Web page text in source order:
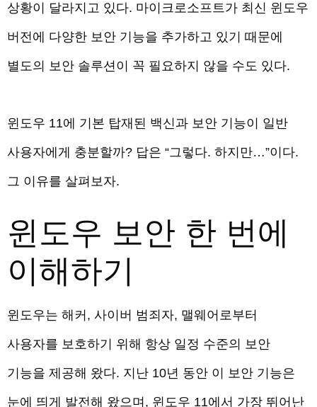
상황이 달라지고 있다. 마이크로소프트가 최신 윈도우
버전에 다양한 보안 기능을 추가하고 있기 때문에
별도의 보안 솔루션이 꼭 필요하지 않을 수도 있다.
윈도우 11에 기본 탑재된 백신과 보안 기능이 일반
사용자에게 충분할까? 답은 “그렇다. 하지만…”이다.
그 이유를 살펴보자.
윈도우 보안 한 번에
이해하기
윈도우는 해커, 사이버 범죄자, 맬웨어로부터
사용자를 보호하기 위해 항상 일정 수준의 보안
기능을 제공해 왔다. 지난 10년 동안 이 보안 기능은
눈에 띄게 발전해 왔으며, 윈도우 11에서 가장 뛰어난